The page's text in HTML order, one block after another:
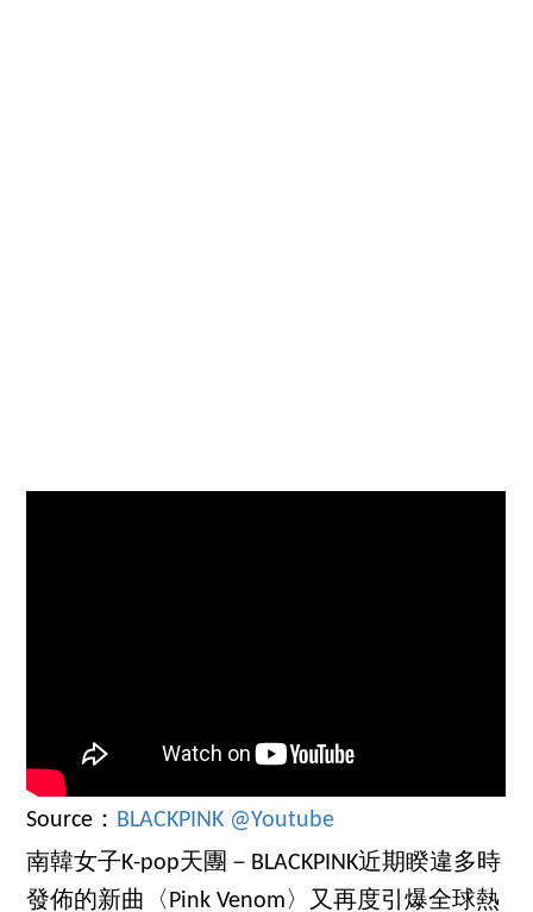
Source： BLACKPINK @Youtube
南韓女子K-pop天團－BLACKPINK近期睽違多時
發佈的新曲〈Pink Venom〉又再度引爆全球熱